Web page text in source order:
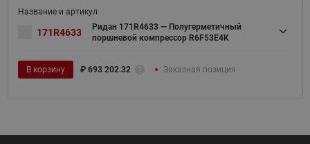
171R4633
Ридан 171R4633 — Полугерметичный
поршневой компрессор R6F53E4K
В корзину ₽ 693 202.32 Заказная позиция